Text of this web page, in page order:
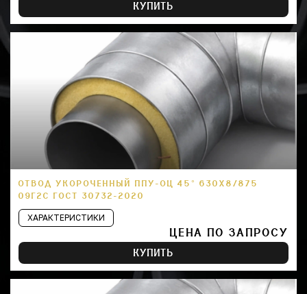
КУПИТЬ
ОТВОД УКОРОЧЕННЫЙ ППУ-ОЦ 45° 630Х8/875
09Г2С ГОСТ 30732-2020
ХАРАКТЕРИСТИКИ
ЦЕНА ПО ЗАПРОСУ
КУПИТЬ